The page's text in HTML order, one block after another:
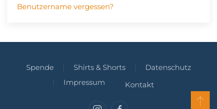
Benutzername vergessen?
Spende Shirts & Shorts
Datenschutz
Impressum
Kontakt